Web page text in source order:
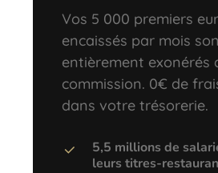
Vos 5 000 premiers
encaissés par mois
entièrement exonérés
commission. 0€ de
dans votre trésorerie.
5,5 millions de
leurs titres-